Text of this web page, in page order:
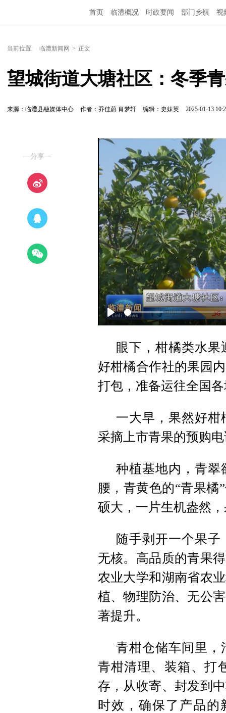
首页 临澧概况 时政要闻 部门乡镇 视
当前位置: 临澧新闻网 > 正文
望城街道大塘社区：冬季
来源：临澧县融媒体中心 作者：乔佳蔚 肖梦轩 编辑：史妹英 2025-01-13
—分享—
Play
眼下，柑橘类水
好柑橘合作社的果园
打包，准备运往全国
一大早，果然好
采摘上市青果的预购
种植基地内，青翠
腰，青黄色的“青果橘
硕大，一片生机盎然
随手剥开一个果
无核。高品质的青果
农业大学和湖南省农
植、物理防治、无公
著提升。
青柑仓储车间里，
青柑清理、装箱、打
存，从收寄、封发到
时效，确保了产品